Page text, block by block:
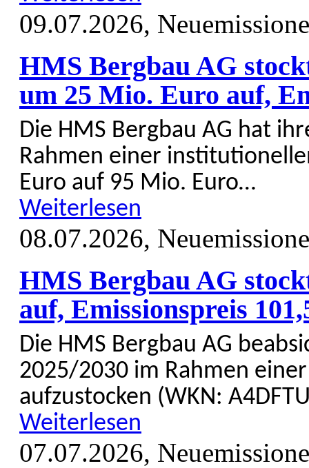
09.07.2026,
HMS Bergbau AG
um 25 Mio. Euro auf,
Die HMS Bergbau AG hat
Rahmen einer
Euro auf 95 Mio. Euro…
Weiterlesen
08.07.2026,
HMS Bergbau AG
auf, Emissionspreis
Die HMS Bergbau AG
2025/2030 im Rahmen
aufzu­stocken (WKN:
Weiterlesen
07.07.2026,